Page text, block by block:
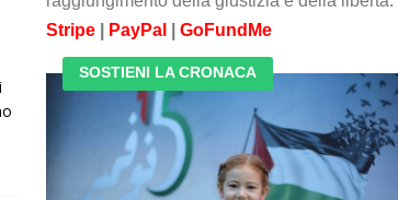
Stripe| PayPal GoFundMe
SOSTIENI LA CRONACA